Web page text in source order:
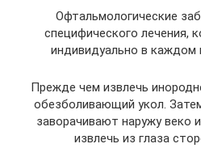
Офтальмологические
специфического лечения,
индивидуально в каждом
Прежде чем извлечь
обезболивающий укол.
заворачивают наружу веко
извлечь из глаза